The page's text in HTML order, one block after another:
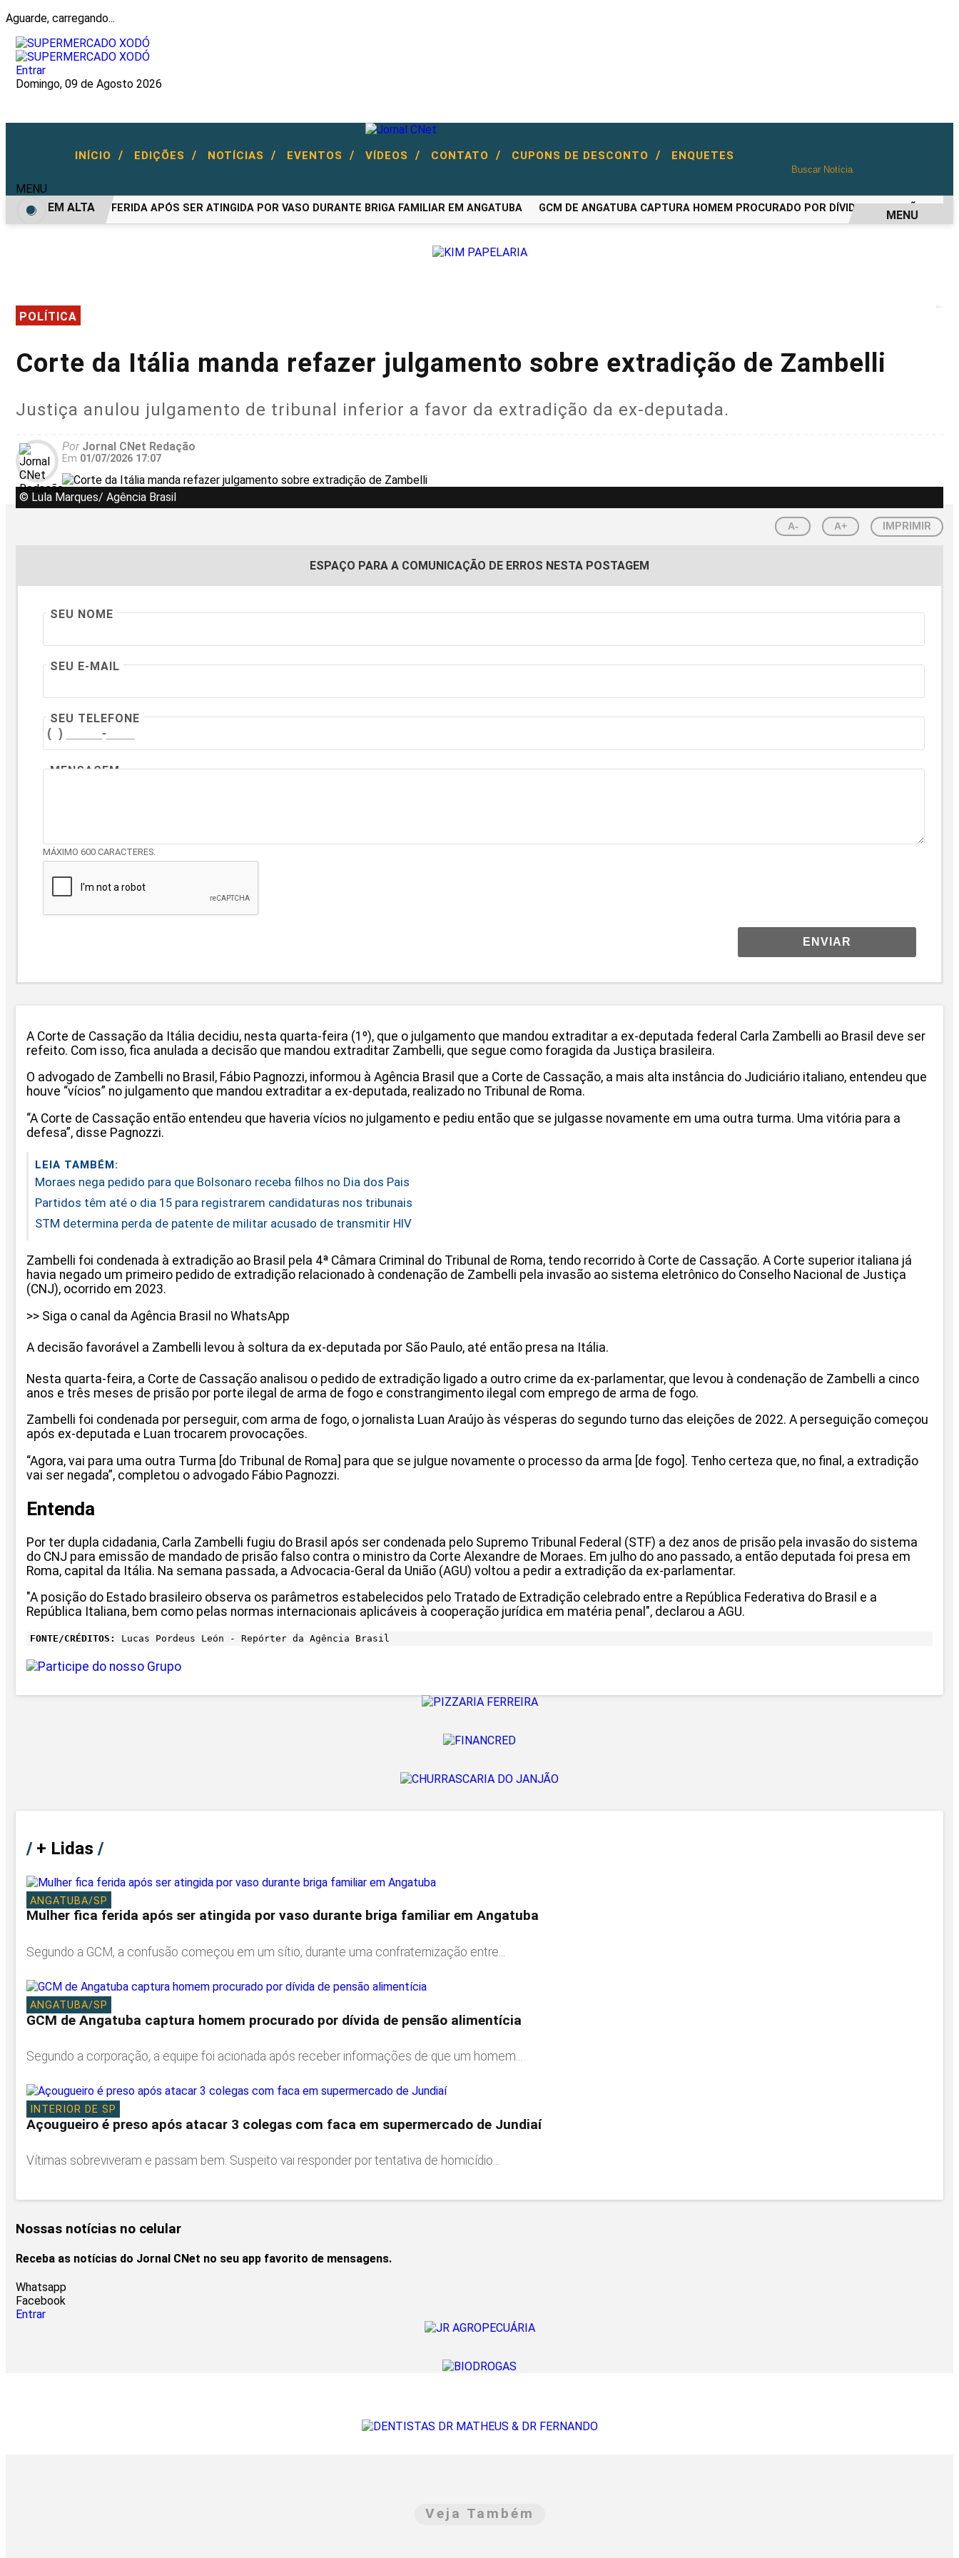
Aguarde, carregando...
Entrar
Domingo, 09 de Agosto 2026
INÍCIO / EDIÇÕES / NOTÍCIAS / EVENTOS / VÍDEOS / CONTATO / CUPONS DE DESCONTO / ENQUETES
MENU
MULHER FICA FERIDA APÓS SER ATINGIDA POR VASO DURANTE BRIGA FAMILIAR EM ANGATUBA GCM DE ANGATUBA CAPTURA HOMEM PROCURADO POR DÍVIDA DE PENSÃO
EM ALTA
MENU
POLÍTICA
Corte da Itália manda refazer julgamento sobre extradição de Zambelli
Justiça anulou julgamento de tribunal inferior a favor da extradição da ex-deputada.
PorJornal CNet Redação
Em 01/07/2026 17:07
© Lula Marques/ Agência Brasil
A- A+ IMPRIMIR
ESPAÇO PARA A COMUNICAÇÃO DE ERROS NESTA POSTAGEM
SEU NOME
SEU E-MAIL
SEU TELEFONE
MENSAGEM
MÁXIMO 600 CARACTERES.
ENVIAR
A Corte de Cassação da Itália decidiu, nesta quarta-feira (1º), que o julgamento que mandou extraditar a ex-deputada federal Carla Zambelli ao Brasil deve ser
refeito. Com isso, fica anulada a decisão que mandou extraditar Zambelli, que segue como foragida da Justiça brasileira.
O advogado de Zambelli no Brasil, Fábio Pagnozzi, informou à Agência Brasil que a Corte de Cassação, a mais alta instância do Judiciário italiano, entendeu que
houve “vícios” no julgamento que mandou extraditar a ex-deputada, realizado no Tribunal de Roma.
“A Corte de Cassação então entendeu que haveria vícios no julgamento e pediu então que se julgasse novamente em uma outra turma. Uma vitória para a
defesa”, disse Pagnozzi.
LEIA TAMBÉM:
Moraes nega pedido para que Bolsonaro receba filhos no Dia dos Pais
Partidos têm até o dia 15 para registrarem candidaturas nos tribunais
STM determina perda de patente de militar acusado de transmitir HIV
Zambelli foi condenada à extradição ao Brasil pela 4ª Câmara Criminal do Tribunal de Roma, tendo recorrido à Corte de Cassação. A Corte superior italiana já
havia negado um primeiro pedido de extradição relacionado à condenação de Zambelli pela invasão ao sistema eletrônico do Conselho Nacional de Justiça
(CNJ), ocorrido em 2023.
>> Siga o canal da Agência Brasil no WhatsApp
A decisão favorável a Zambelli levou à soltura da ex-deputada por São Paulo, até então presa na Itália.
Nesta quarta-feira, a Corte de Cassação analisou o pedido de extradição ligado a outro crime da ex-parlamentar, que levou à condenação de Zambelli a cinco
anos e três meses de prisão por porte ilegal de arma de fogo e constrangimento ilegal com emprego de arma de fogo.
Zambelli foi condenada por perseguir, com arma de fogo, o jornalista Luan Araújo às vésperas do segundo turno das eleições de 2022. A perseguição começou
após ex-deputada e Luan trocarem provocações.
“Agora, vai para uma outra Turma [do Tribunal de Roma] para que se julgue novamente o processo da arma [de fogo]. Tenho certeza que, no final, a extradição
vai ser negada”, completou o advogado Fábio Pagnozzi.
Entenda
Por ter dupla cidadania, Carla Zambelli fugiu do Brasil após ser condenada pelo Supremo Tribunal Federal (STF) a dez anos de prisão pela invasão do sistema
do CNJ para emissão de mandado de prisão falso contra o ministro da Corte Alexandre de Moraes. Em julho do ano passado, a então deputada foi presa em
Roma, capital da Itália. Na semana passada, a Advocacia-Geral da União (AGU) voltou a pedir a extradição da ex-parlamentar.
"A posição do Estado brasileiro observa os parâmetros estabelecidos pelo Tratado de Extradição celebrado entre a República Federativa do Brasil e a
República Italiana, bem como pelas normas internacionais aplicáveis à cooperação jurídica em matéria penal", declarou a AGU.
FONTE/CRÉDITOS: Lucas Pordeus León - Repórter da Agência Brasil
/+ Lidas /
ANGATUBA/SP
Mulher fica ferida após ser atingida por vaso durante briga familiar em Angatuba
Segundo a GCM, a confusão começou em um sítio, durante uma confraternização entre...
ANGATUBA/SP
GCM de Angatuba captura homem procurado por dívida de pensão alimentícia
Segundo a corporação, a equipe foi acionada após receber informações de que um homem...
INTERIOR DE SP
Açougueiro é preso após atacar 3 colegas com faca em supermercado de Jundiaí
Vítimas sobreviveram e passam bem. Suspeito vai responder por tentativa de homicídio...
Nossas notícias no celular
Receba as notícias do Jornal CNet no seu app favorito de mensagens.
Whatsapp
Facebook
Entrar
Veja Também